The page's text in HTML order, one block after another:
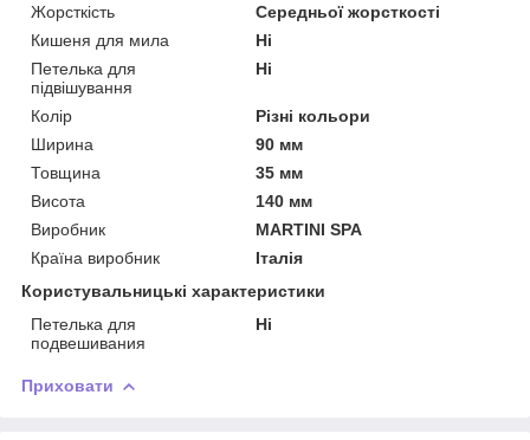
Жорсткість
Середньої жорсткості
Кишеня для мила
Ні
Петелька для
підвішування
Ні
Колір
Різні кольори
Ширина
90 мм
Товщина
35 мм
Висота
140 мм
Виробник
MARTINI SPA
Країна виробник
Італія
Користувальницькі характеристики
Петелька для
подвешивания
Ні
Приховати